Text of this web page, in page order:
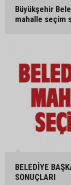
Büyükşehir
mahalle seçim
BELEDİYE
SONUÇLARI